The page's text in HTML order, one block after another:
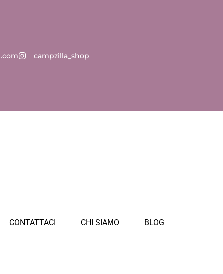
campzilla_shop
CONTATTACI CHI SIAMO BLOG